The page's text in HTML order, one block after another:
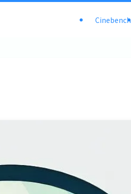
Cinebench